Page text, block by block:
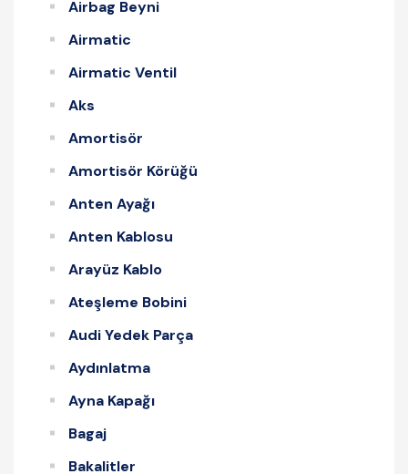
Airbag Beyni
Airmatic
Airmatic Ventil
Aks
Amortisör
Amortisör Körüğü
Anten Ayağı
Anten Kablosu
Arayüz Kablo
Ateşleme Bobini
Audi Yedek Parça
Aydınlatma
Ayna Kapağı
Bagaj
Bakalitler